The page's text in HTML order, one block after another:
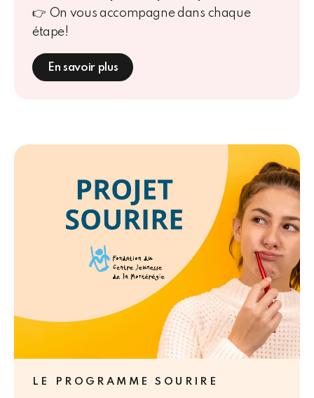
👉 On vous accompagne dans chaque
étape!
En savoir plus
LE PROGRAMME SOURIRE